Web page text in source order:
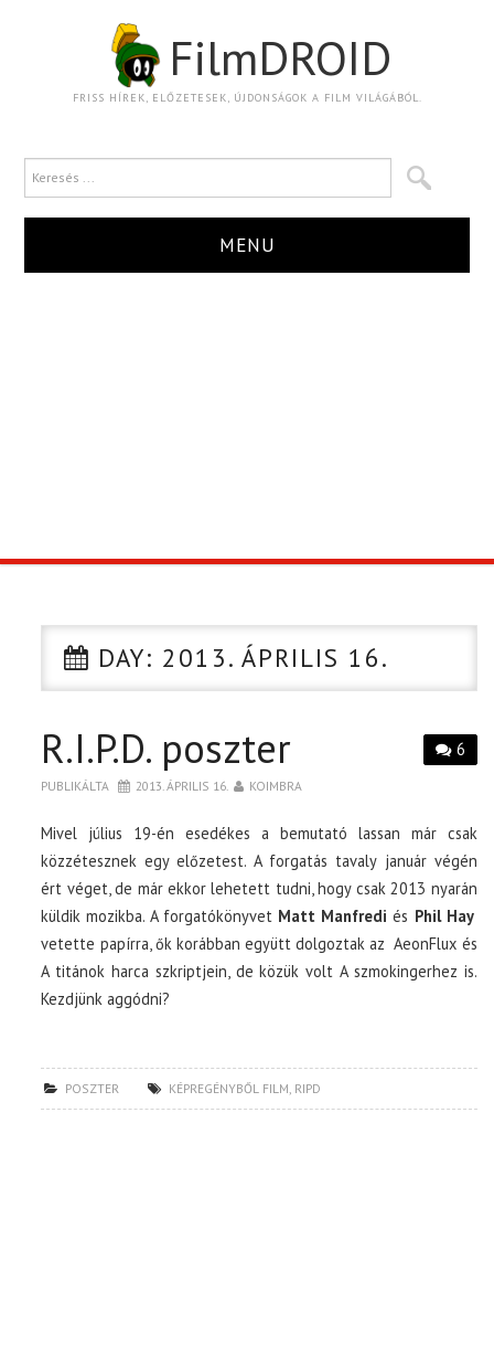
FilmDROID
FRISS HÍREK, ELŐZETESEK, ÚJDONSÁGOK A FILM VILÁGÁBÓL.
MENU
CIKK
PÓLÓ RENDELÉS
DAY: 2013. ÁPRILIS 16.
6
R.I.P.D. poszter
PUBLIKÁLTA 2013. ÁPRILIS 16. KOIMBRA
Mivel július 19-én esedékes a bemutató lassan már csak
közzétesznek egy előzetest. A forgatás tavaly január végén
ért véget, de már ekkor lehetett tudni, hogy csak 2013 nyarán
küldik mozikba. A forgatókönyvet Matt Manfredi és Phil Hay
vetette papírra, ők korábban együtt dolgoztak az AeonFlux és
A titánok harca szkriptjein, de közük volt A szmokingerhez is.
Kezdjünk aggódni?
POSZTER KÉPREGÉNYBŐL FILM, RIPD